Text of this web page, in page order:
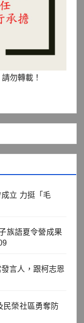
勿轉載！
立 力挺「毛
族語夏令營成果
言人，跟柯志恩
民榮社區勇奪防